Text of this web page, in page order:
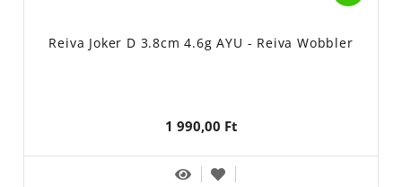
Reiva Joker D 3.8cm 4.6g AYU - Reiva Wobbler
1 990,00 Ft